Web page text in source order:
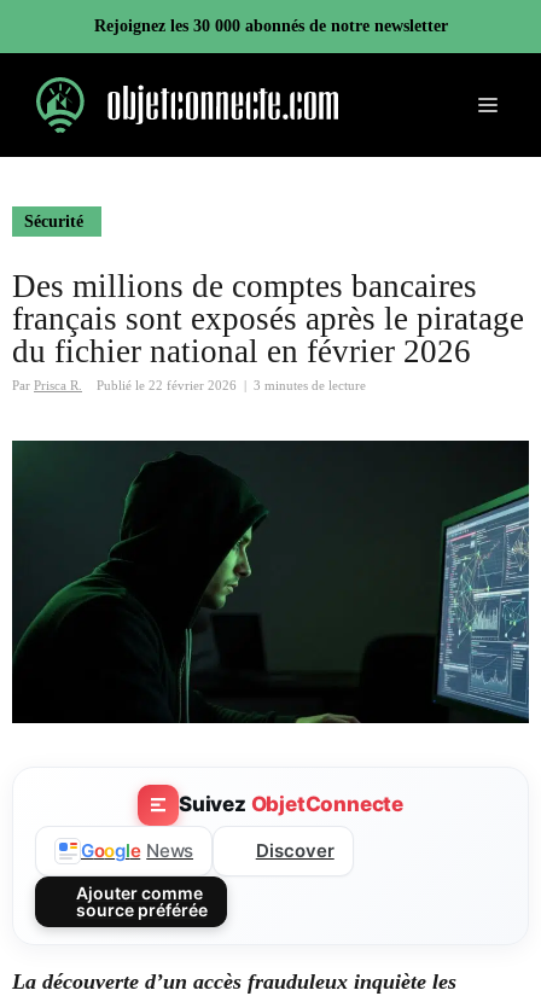
contenu
Rejoignez les 30 000 abonnés de notre newsletter
Menu
Sécurité
Des millions de comptes bancaires
français sont exposés après le piratage
du fichier national en février 2026
Par Prisca R. Publié le 22 février 2026 3 minutes de lecture
Suivez ObjetConnecte
Google News Discover
Ajouter comme
source préférée
La découverte d’un accès frauduleux inquiète les